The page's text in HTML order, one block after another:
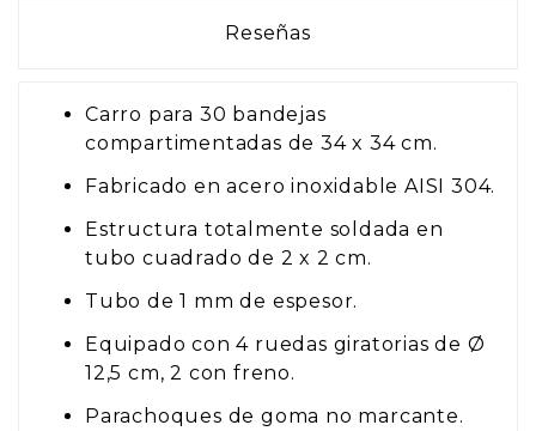
Reseñas
Carro para 30 bandejas
compartimentadas de 34 x 34 cm.
Fabricado en acero inoxidable AISI 304.
Estructura totalmente soldada en
tubo cuadrado de 2 x 2 cm.
Tubo de 1 mm de espesor.
Equipado con 4 ruedas giratorias de Ø
12,5 cm, 2 con freno.
Parachoques de goma no marcante.